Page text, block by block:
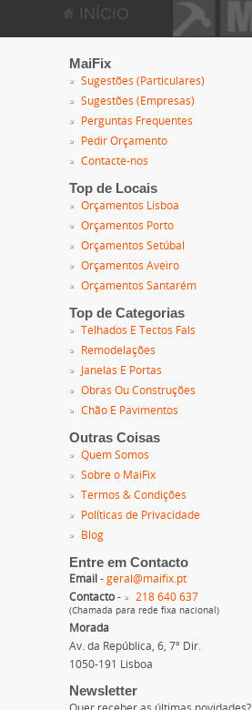
INÍCIO
MaiFix
Sugestões (Particulares)
Sugestões (Empresas)
Perguntas Frequentes
Pedir Orçamento
Contacte-nos
Top de Locais
Orçamentos Lisboa
Orçamentos Porto
Orçamentos Setúbal
Orçamentos Aveiro
Orçamentos Santarém
Top de Categorias
Telhados E Tectos Fals
Remodelações
Janelas E Portas
Obras Ou Construções
Chão E Pavimentos
Outras Coisas
Quem Somos
Sobre o MaiFix
Termos & Condições
Políticas de Privacidade
Blog
Entre em Contacto
Email - geral@maifix.pt
Contacto - 218 640 637
(Chamada para rede fixa nacional)
Morada
Av. da República, 6, 7º Dir.
1050-191 Lisboa
Newsletter